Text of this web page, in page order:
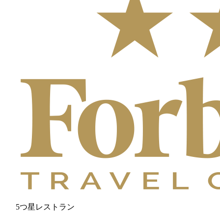
5つ星レストラン